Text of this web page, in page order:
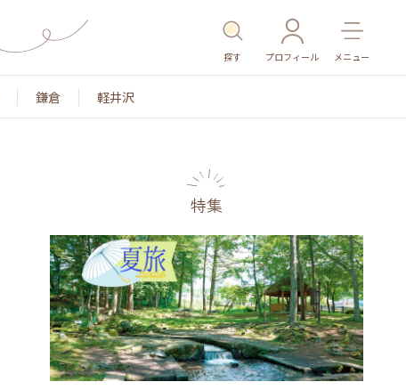
探す プロフィール メニュー
鎌倉 軽井沢
名所・旧跡 温泉・スパ その他施設 ごはん
特集